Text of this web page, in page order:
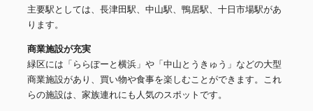
主要駅としては、長津田駅、中山駅、鴨居駅、十日市場駅があ
ります。
商業施設が充実
緑区には「ららぽーと横浜」や「中山とうきゅう」などの大型
商業施設があり、買い物や食事を楽しむことができます。これ
らの施設は、家族連れにも人気のスポットです。